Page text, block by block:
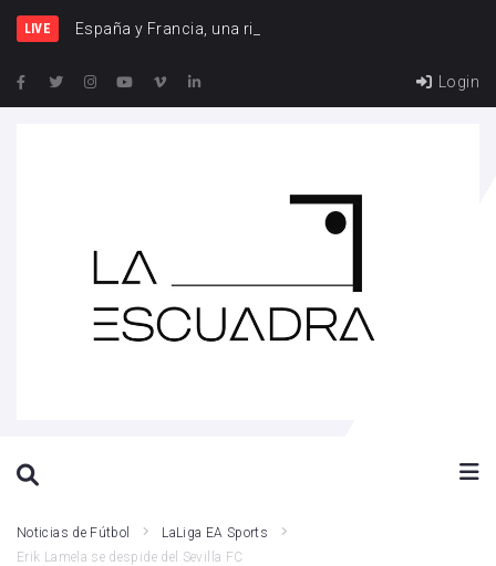
LIVE España y Francia, una rivalidad qu
Login
Noticias de Fútbol
LaLiga EA Sports
Erik Lamela se despide del Sevilla FC